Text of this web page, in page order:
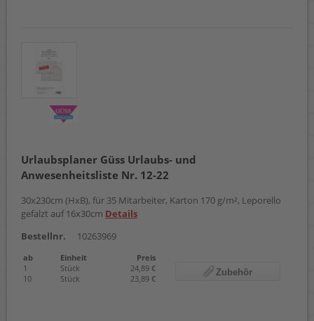
Urlaubsplaner Güss Urlaubs- und
Anwesenheitsliste Nr. 12-22
30x230cm (HxB), für 35 Mitarbeiter, Karton 170 g/m², Leporello
gefalzt auf 16x30cm Details
Bestellnr.
10263969
ab Einheit
Preis
1
Stück
24,89 €
10
Stück 23,89 €
Zubehör